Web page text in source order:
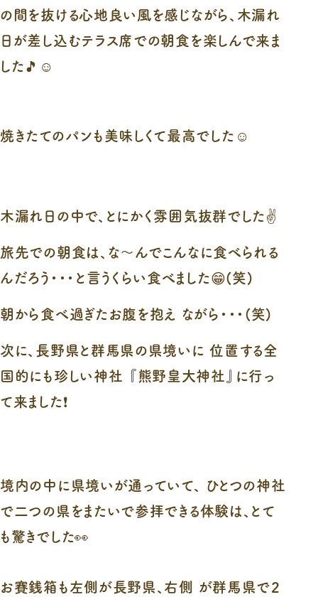
の間を抜ける心地良い風を感じながら、木漏れ
日が差し込むテラス席での朝食を楽しんで来ま
した🎵☺
焼きたてのパンも美味しくて最高でした☺️
木漏れ日の中で、とにかく雰囲気抜群でした✌️
旅先での朝食は、な～んでこんなに食べられる
んだろう・・・と言うくらい食べました😁(笑)
朝から食べ過ぎたお腹を抱え ながら・・・(笑)
次に、長野県と群馬県の県境いに 位置する全
国的にも珍しい神社 『熊野皇大神社』に行っ
て来ました❗
境内の中に県境いが通っていて、 ひとつの神社
で二つの県をまたいで参拝できる体験は、とて
も驚きでした👀
お賽銭箱も左側が長野県、右側 が群馬県で２